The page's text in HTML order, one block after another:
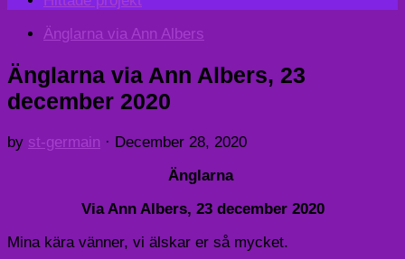
Änglarna via Ann Albers
Änglarna via Ann Albers, 23
december 2020
by st-germain · December 28, 2020
Änglarna
Via Ann Albers, 23 december 2020
Mina kära vänner, vi älskar er så mycket.